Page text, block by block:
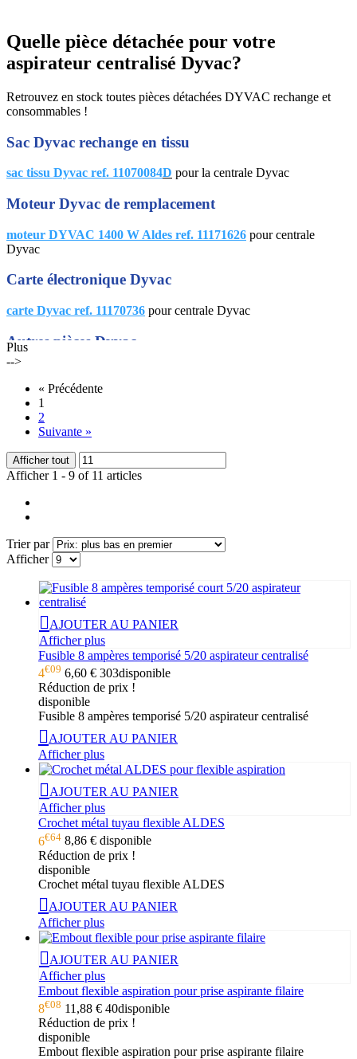
Quelle pièce détachée pour votre
aspirateur centralisé Dyvac?
Retrouvez en stock toutes pièces détachées DYVAC rechange et
consommables !
Sac Dyvac rechange en tissu
sac tissu Dyvac ref. 11070084D pour la centrale Dyvac
Moteur Dyvac de remplacement
moteur DYVAC 1400 W Aldes ref. 11171626 pour centrale
Dyvac
Carte électronique Dyvac
carte Dyvac ref. 11170736 pour centrale Dyvac
Autres pièces Dyvac
fusible... sont également en stock pour le dépannage ou l'entretien de
votre centrale Dyvac.
Plus
-->
« Précédente
1
2
Suivante »
Afficher tout
Afficher 1 - 9 of 11 articles
Trier par
Afficher
AJOUTER AU PANIER
Afficher plus
Fusible 8 ampères temporisé 5/20 aspirateur centralisé
4€09 6,60 € 303disponible
Réduction de prix !
disponible
Fusible 8 ampères temporisé 5/20 aspirateur centralisé
AJOUTER AU PANIER
Afficher plus
AJOUTER AU PANIER
Afficher plus
Crochet métal tuyau flexible ALDES
6€64 8,86 € disponible
Réduction de prix !
disponible
Crochet métal tuyau flexible ALDES
AJOUTER AU PANIER
Afficher plus
AJOUTER AU PANIER
Afficher plus
Embout flexible aspiration pour prise aspirante filaire
8€08 11,88 € 40disponible
Réduction de prix !
disponible
Embout flexible aspiration pour prise aspirante filaire